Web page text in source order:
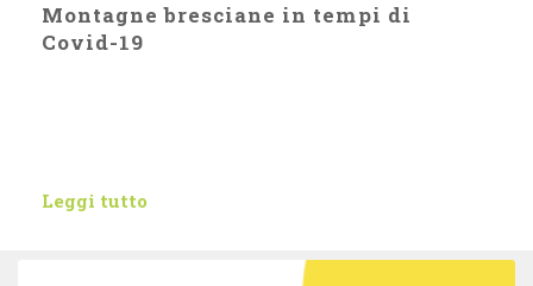
Montagne bresciane in tempi di
Covid-19
Leggi tutto